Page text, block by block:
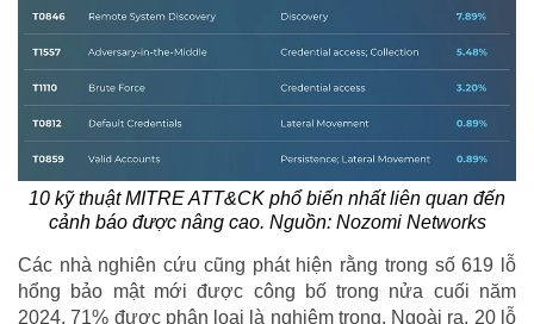
10 kỹ thuật MITRE ATT&CK phổ biến nhất liên quan đến
cảnh báo được nâng cao. Nguồn: Nozomi Networks
Các nhà nghiên cứu cũng phát hiện rằng trong số 619 lỗ
hổng bảo mật mới được công bố trong nửa cuối năm
2024, 71% được phân loại là nghiêm trọng. Ngoài ra, 20 lỗ